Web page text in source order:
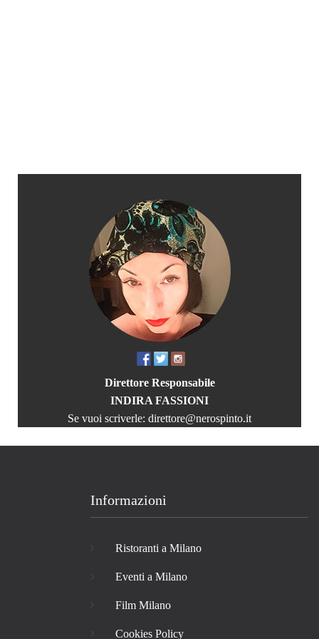
Direttore Responsabile
INDIRA FASSIONI
Se vuoi scriverle: direttore@nerospinto.it
Informazioni
Ristoranti a Milano
Eventi a Milano
Film Milano
Cookies Policy